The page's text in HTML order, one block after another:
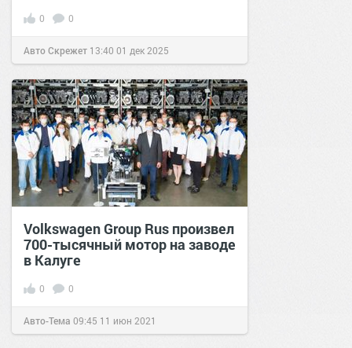
0 0
Авто Скрежет 13:40 01 дек 2025
Volkswagen Group Rus произвел
700-тысячный мотор на заводе
в Калуге
0 0
Авто-Тема 09:45 11 июн 2021